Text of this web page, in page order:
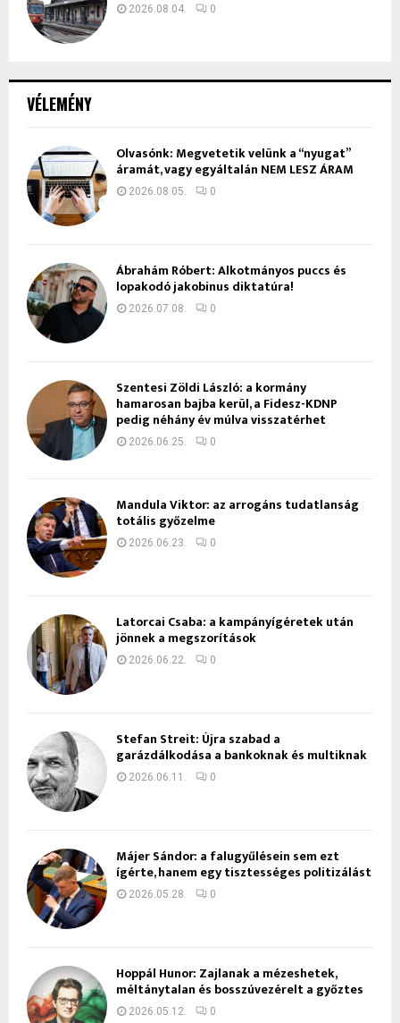
VÉLEMÉNY
Olvasónk: Megvetetik velünk a “nyugat”
áramát, vagy egyáltalán NEM LESZ ÁRAM
2026.08.05. 0
Ábrahám Róbert: Alkotmányos puccs és
lopakodó jakobinus diktatúra!
2026.07.08. 0
Szentesi Zöldi László: a kormány
hamarosan bajba kerül, a Fidesz-KDNP
pedig néhány év múlva visszatérhet
2026.06.25. 0
Mandula Viktor: az arrogáns tudatlanság
totális győzelme
2026.06.23. 0
Latorcai Csaba: a kampányígéretek után
jönnek a megszorítások
2026.06.22. 0
Stefan Streit: Újra szabad a
garázdálkodása a bankoknak és multiknak
2026.06.11. 0
Májer Sándor: a falugyűlésein sem ezt
ígérte, hanem egy tisztességes politizálást
2026.05.28. 0
Hoppál Hunor: Zajlanak a mézeshetek,
méltánytalan és bosszúvezérelt a győztes
2026.05.12. 0
2026.08.04. 0